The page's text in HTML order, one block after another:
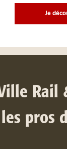
Je
Rail
les pros